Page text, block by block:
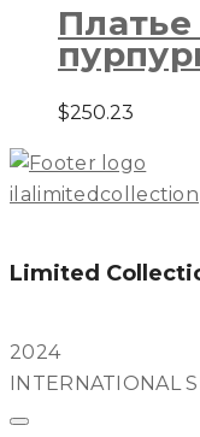
$250.23
ilalimitedcollection
Limited
2024
INTERNATIONAL